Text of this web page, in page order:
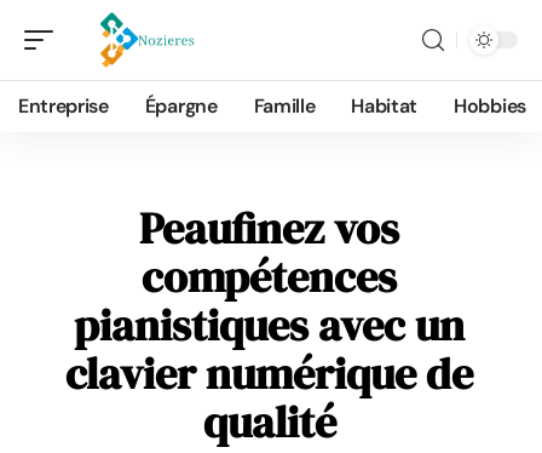
Entreprise Épargne Famille Habitat Hobbies
Peaufinez vos
compétences
pianistiques avec un
clavier numérique de
qualité